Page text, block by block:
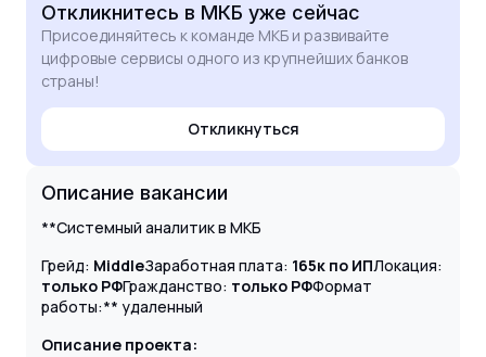
Откликнитесь в МКБ уже сейчас
Присоединяйтесь к команде МКБ и развивайте
цифровые сервисы одного из крупнейших банков
страны!
Откликнуться
Описание вакансии
**Системный аналитик в МКБ
Грейд: MiddleЗаработная плата: 165к по ИПЛокация:
только РФГражданство: только РФФормат
работы:** удаленный
Описание проекта: